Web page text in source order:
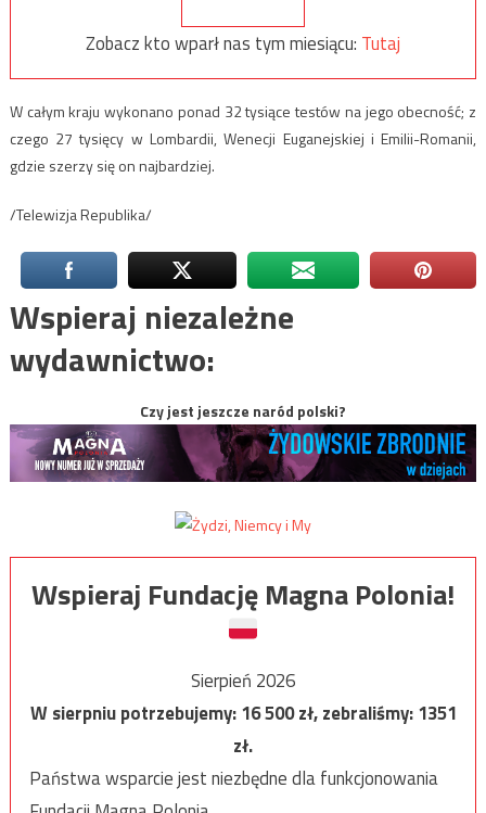
Zobacz kto wparł nas tym miesiącu: Tutaj
W całym kraju wykonano ponad 32 tysiące testów na jego obecność; z
czego 27 tysięcy w Lombardii, Wenecji Euganejskiej i Emilii-Romanii,
gdzie szerzy się on najbardziej.
/Telewizja Republika/
Wspieraj niezależne
wydawnictwo:
Czy jest jeszcze naród polski?
Wspieraj Fundację Magna Polonia!
Sierpień 2026
W sierpniu potrzebujemy:16 500zł, zebraliśmy:1351
zł.
Państwa wsparcie jest niezbędne dla funkcjonowania